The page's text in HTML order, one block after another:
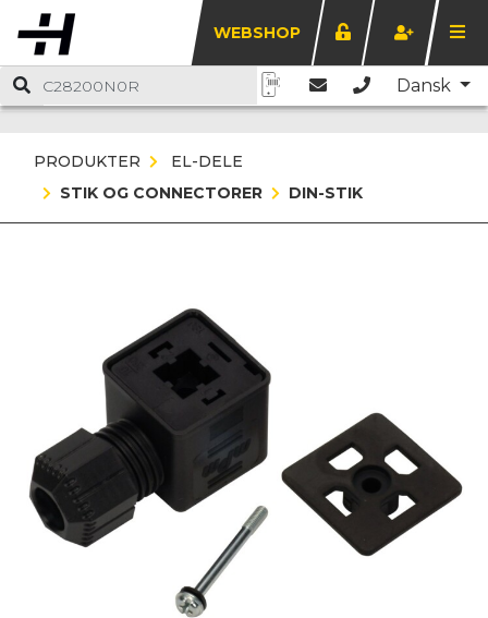
WEBSHOP
Dansk
PRODUKTER
EL-DELE
STIK OG CONNECTORER
DIN-STIK